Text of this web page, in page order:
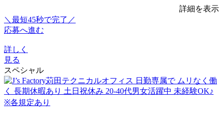
詳細を表示
＼最短45秒で完了／
応募へ進む
詳しく
見る
スペシャル